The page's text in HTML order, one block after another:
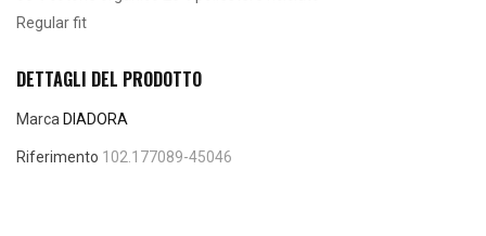
Regular fit
DETTAGLI DEL PRODOTTO
Marca DIADORA
Riferimento 102.177089-45046